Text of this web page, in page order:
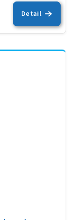
Detail